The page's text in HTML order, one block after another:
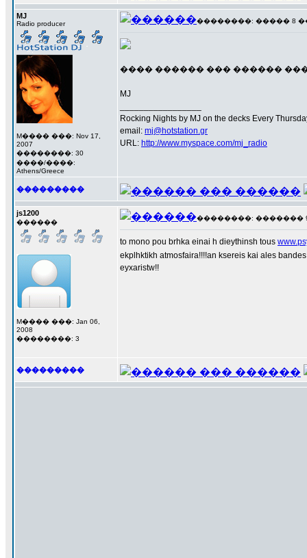
MJ
Radio producer
M���� ���: Nov 17,
2007
��������: 30
����/����:
Athens/Greece
��������: ����� 8 ���
���� ������ ��� ������
MJ
Rocking Nights by MJ on the decks Every
email: mj@hotstation.gr
URL: http://www.myspace.com/mj_radio
���������
js1200
������
M���� ���: Jan 06,
2008
��������: 3
��������: ������� 9
to mono pou brhka einai h dieythinsh tous
ekplhktikh atmosfaira!!!!an ksereis kai ales
eyxaristw!!
���������